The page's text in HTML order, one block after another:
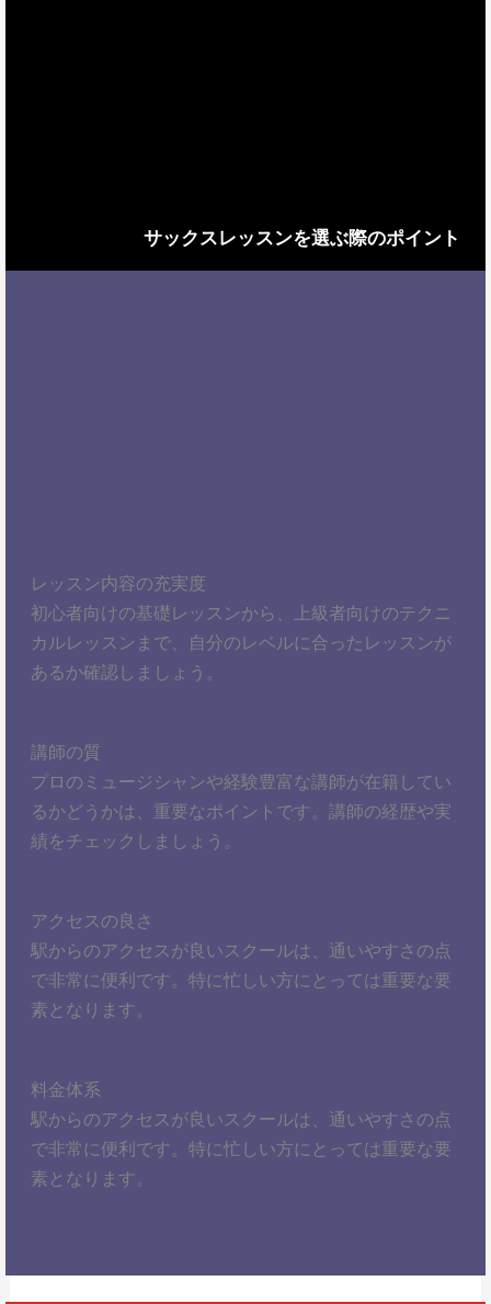
サックスレッスンを選ぶ際のポイント
レッスン内容の充実度
初心者向けの基礎レッスンから、上級者向けのテクニ
カルレッスンまで、自分のレベルに合ったレッスンが
あるか確認しましょう。
講師の質
プロのミュージシャンや経験豊富な講師が在籍してい
るかどうかは、重要なポイントです。講師の経歴や実
績をチェックしましょう。
アクセスの良さ
駅からのアクセスが良いスクールは、通いやすさの点
で非常に便利です。特に忙しい方にとっては重要な要
素となります。
料金体系
駅からのアクセスが良いスクールは、通いやすさの点
で非常に便利です。特に忙しい方にとっては重要な要
素となります。